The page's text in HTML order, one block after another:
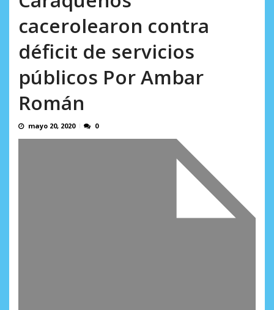
cacerolearon contra
déficit de servicios
públicos Por Ambar
Román
mayo 20, 2020 0